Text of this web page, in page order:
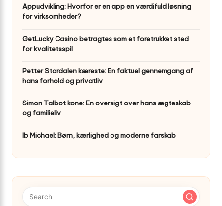
Appudvikling: Hvorfor er en app en værdifuld løsning
for virksomheder?
GetLucky Casino betragtes som et foretrukket sted
for kvalitetsspil
Petter Stordalen kæreste: En faktuel gennemgang af
hans forhold og privatliv
Simon Talbot kone: En oversigt over hans ægteskab
og familieliv
Ib Michael: Børn, kærlighed og moderne farskab